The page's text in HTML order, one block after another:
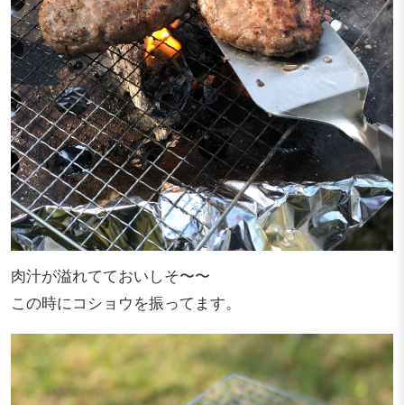
肉汁が溢れてておいしそ〜〜
この時にコショウを振ってます。